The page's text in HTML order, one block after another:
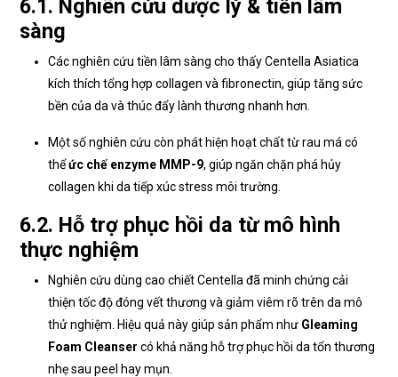
6.1. Nghiên cứu dược lý & tiền lâm
sàng
Các nghiên cứu tiền lâm sàng cho thấy Centella Asiatica
kích thích tổng hợp collagen và fibronectin, giúp tăng sức
bền của da và thúc đẩy lành thương nhanh hơn.
Một số nghiên cứu còn phát hiện hoạt chất từ rau má có
thểức chế enzyme MMP-9, giúp ngăn chặn phá hủy
collagen khi da tiếp xúc stress môi trường.
6.2. Hỗ trợ phục hồi da từ mô hình
thực nghiệm
Nghiên cứu dùng cao chiết Centella đã minh chứng cải
thiện tốc độ đóng vết thương và giảm viêm rõ trên da mô
thử nghiệm. Hiệu quả này giúp sản phẩm như Gleaming
Foam Cleanser có khả năng hỗ trợ phục hồi da tổn thương
nhẹ sau peel hay mụn.